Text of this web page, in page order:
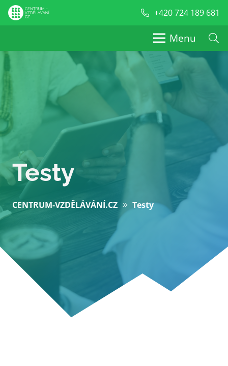
+420 724 189 681
Menu
Testy
CENTRUM-VZDĚLÁVÁNÍ.CZ Testy